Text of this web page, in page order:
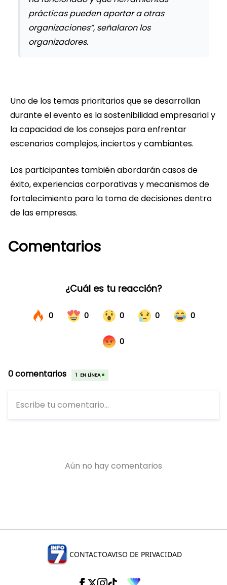
prácticas pueden aportar a otras
organizaciones”, señalaron los
organizadores.
Uno de los temas prioritarios que se desarrollan
durante el evento es la sostenibilidad empresarial y
la capacidad de los consejos para enfrentar
escenarios complejos, inciertos y cambiantes.
Los participantes también abordarán casos de
éxito, experiencias corporativas y mecanismos de
fortalecimiento para la toma de decisiones dentro
de las empresas.
Comentarios
CONTACTOAVISO DE PRIVACIDAD